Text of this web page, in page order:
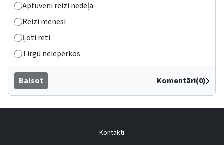
Aptuveni reizi nedēļā
Reizi mēnesī
Ļoti reti
Tirgū neiepērkos
Balsot Komentāri(0)
Kontakti